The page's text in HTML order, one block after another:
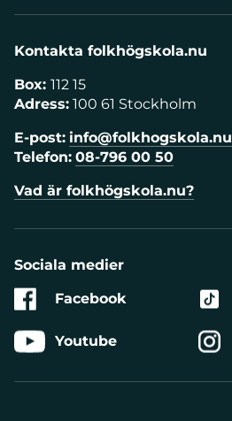
Kontakta folkhögskola.nu
Box: 112 15
Adress: 100 61 Stockholm
E-post: info@folkhogskola.nu
Telefon: 08-796 00 50
Vad är folkhögskola.nu?
Sociala medier
Facebook
Youtube